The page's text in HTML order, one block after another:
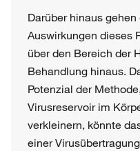
Darüber hinaus gehen
Auswirkungen dieses
über den Bereich der
Behandlung hinaus.
Potenzial der
Virusreservoir im
verkleinern, könnte
einer